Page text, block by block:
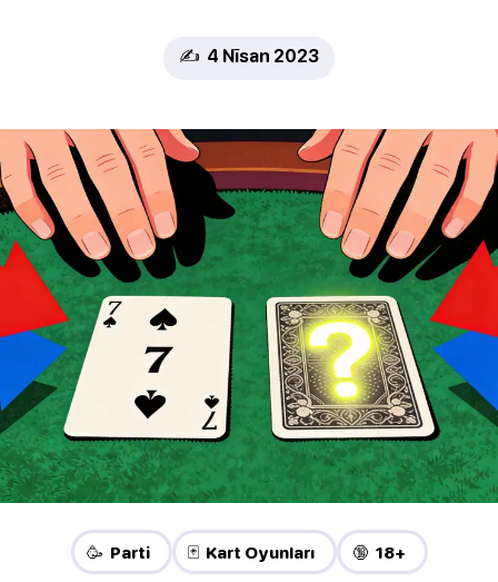
✍️ 4 Nīsan 2023
🥳 Parti 🃏 Kart Oyunları 🔞 18+